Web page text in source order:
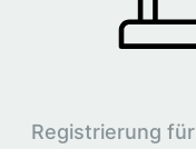
Registrierung für